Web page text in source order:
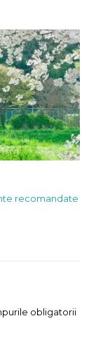
recomandate
obligatorii